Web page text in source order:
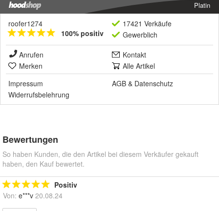
Platin
roofer1274
100% positiv
17421 Verkäufe
Gewerblich
Anrufen
Kontakt
Merken
Alle Artikel
Impressum
AGB & Datenschutz
Widerrufsbelehrung
Bewertungen
So haben Kunden, die den Artikel bei diesem Verkäufer gekauft
haben, den Kauf bewertet.
Positiv
Von: e***v 20.08.24